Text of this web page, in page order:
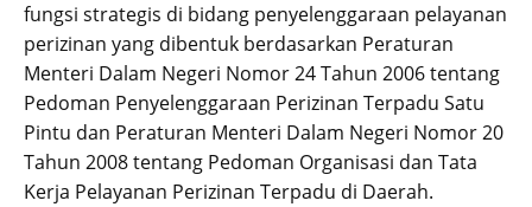
fungsi strategis di bidang penyelenggaraan pelayanan
perizinan yang dibentuk berdasarkan Peraturan
Menteri Dalam Negeri Nomor 24 Tahun 2006 tentang
Pedoman Penyelenggaraan Perizinan Terpadu Satu
Pintu dan Peraturan Menteri Dalam Negeri Nomor 20
Tahun 2008 tentang Pedoman Organisasi dan Tata
Kerja Pelayanan Perizinan Terpadu di Daerah.